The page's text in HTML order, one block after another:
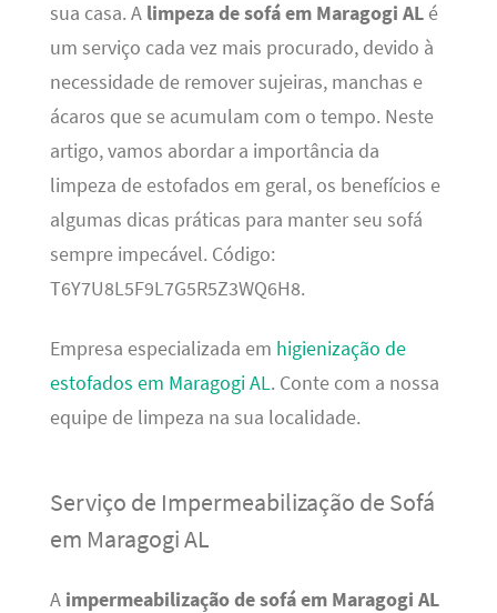
sua casa. A limpeza de sofá em Maragogi ALé
um serviço cada vez mais procurado, devido à
necessidade de remover sujeiras, manchas e
ácaros que se acumulam com o tempo. Neste
artigo, vamos abordar a importância da
limpeza de estofados em geral, os benefícios e
algumas dicas práticas para manter seu sofá
sempre impecável. Código:
T6Y7U8L5F9L7G5R5Z3WQ6H8.
Empresa especializada em higienização de
estofados em Maragogi AL. Conte com a nossa
equipe de limpeza na sua localidade.
Serviço de Impermeabilização de Sofá
em Maragogi AL
A impermeabilização de sofá em Maragogi AL